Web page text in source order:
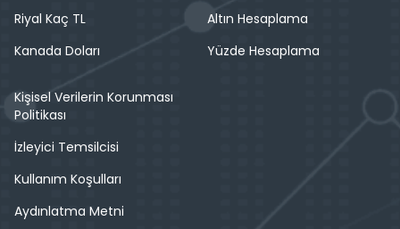
Riyal Kaç TL
Kanada Doları
Altın Hesaplama
Yüzde Hesaplama
Kişisel Verilerin Korunması
Politikası
İzleyici Temsilcisi
Kullanım Koşulları
Aydınlatma Metni